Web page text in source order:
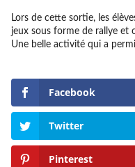
Lors de cette sortie, les
jeux sous forme de rallye et
Une belle activité qui a
Facebook
Twitter
Pinterest